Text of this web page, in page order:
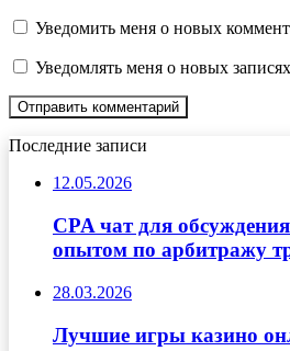
Уведомить меня о новых
Уведомлять меня о новых
Последние записи
12.05.2026
CPA чат для
опытом по арбитражу
28.03.2026
Лучшие игры казино